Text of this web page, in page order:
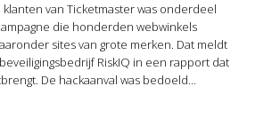
klanten van Ticketmaster was onderdeel
die honderden webwinkels
sites van grote merken. Dat meldt
RiskIQ in een rapport dat
De hackaanval was bedoeld...